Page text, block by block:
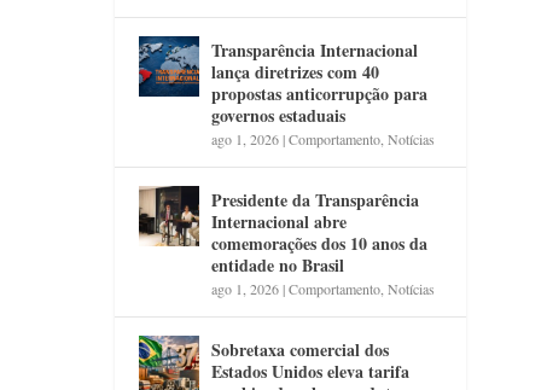
Transparência Internacional
lança diretrizes com 40
propostas anticorrupção para
governos estaduais
ago 1, 2026|Comportamento ,Notícias
Presidente da Transparência
Internacional abre
comemorações dos 10 anos da
entidade no Brasil
ago 1, 2026|Comportamento ,Notícias
Sobretaxa comercial dos
Estados Unidos eleva tarifa